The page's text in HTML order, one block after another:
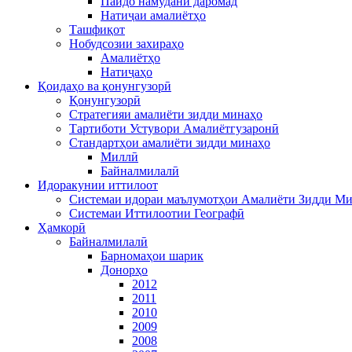
Натиҷаи амалиётҳо
Ташфиқот
Нобудсозии захираҳо
Амалиётҳо
Натиҷаҳо
Қоидаҳо ва қонунгузорӣ
Қонунгузорӣ
Стратегияи амалиёти зидди минаҳо
Тартиботи Устувори Амалиётгузаронӣ
Стандартҳои амалиёти зидди минаҳо
Миллӣ
Байналмилалӣ
Идоракунии иттилоот
Системаи идораи маълумотҳои Амалиёти Зидди
Системаи Иттилоотии Географӣ
Ҳамкорӣ
Байналмилалӣ
Барномаҳои шарик
Донорҳо
2012
2011
2010
2009
2008